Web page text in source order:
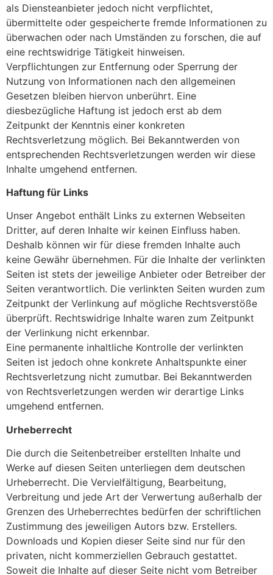
als Diensteanbieter jedoch nicht verpflichtet,
übermittelte oder gespeicherte fremde Informationen zu
überwachen oder nach Umständen zu forschen, die auf
eine rechtswidrige Tätigkeit hinweisen.
Verpflichtungen zur Entfernung oder Sperrung der
Nutzung von Informationen nach den allgemeinen
Gesetzen bleiben hiervon unberührt. Eine
diesbezügliche Haftung ist jedoch erst ab dem
Zeitpunkt der Kenntnis einer konkreten
Rechtsverletzung möglich. Bei Bekanntwerden von
entsprechenden Rechtsverletzungen werden wir diese
Inhalte umgehend entfernen.
Haftung für Links
Unser Angebot enthält Links zu externen Webseiten
Dritter, auf deren Inhalte wir keinen Einfluss haben.
Deshalb können wir für diese fremden Inhalte auch
keine Gewähr übernehmen. Für die Inhalte der verlinkten
Seiten ist stets der jeweilige Anbieter oder Betreiber der
Seiten verantwortlich. Die verlinkten Seiten wurden zum
Zeitpunkt der Verlinkung auf mögliche Rechtsverstöße
überprüft. Rechtswidrige Inhalte waren zum Zeitpunkt
der Verlinkung nicht erkennbar.
Eine permanente inhaltliche Kontrolle der verlinkten
Seiten ist jedoch ohne konkrete Anhaltspunkte einer
Rechtsverletzung nicht zumutbar. Bei Bekanntwerden
von Rechtsverletzungen werden wir derartige Links
umgehend entfernen.
Urheberrecht
Die durch die Seitenbetreiber erstellten Inhalte und
Werke auf diesen Seiten unterliegen dem deutschen
Urheberrecht. Die Vervielfältigung, Bearbeitung,
Verbreitung und jede Art der Verwertung außerhalb der
Grenzen des Urheberrechtes bedürfen der schriftlichen
Zustimmung des jeweiligen Autors bzw. Erstellers.
Downloads und Kopien dieser Seite sind nur für den
privaten, nicht kommerziellen Gebrauch gestattet.
Soweit die Inhalte auf dieser Seite nicht vom Betreiber